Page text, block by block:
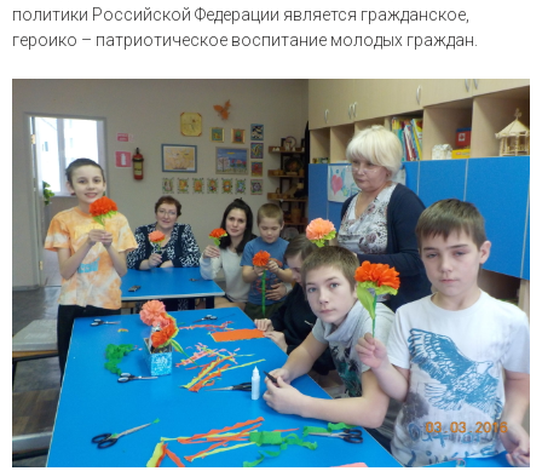
политики Российской Федерации является гражданское,
героико – патриотическое воспитание молодых граждан.